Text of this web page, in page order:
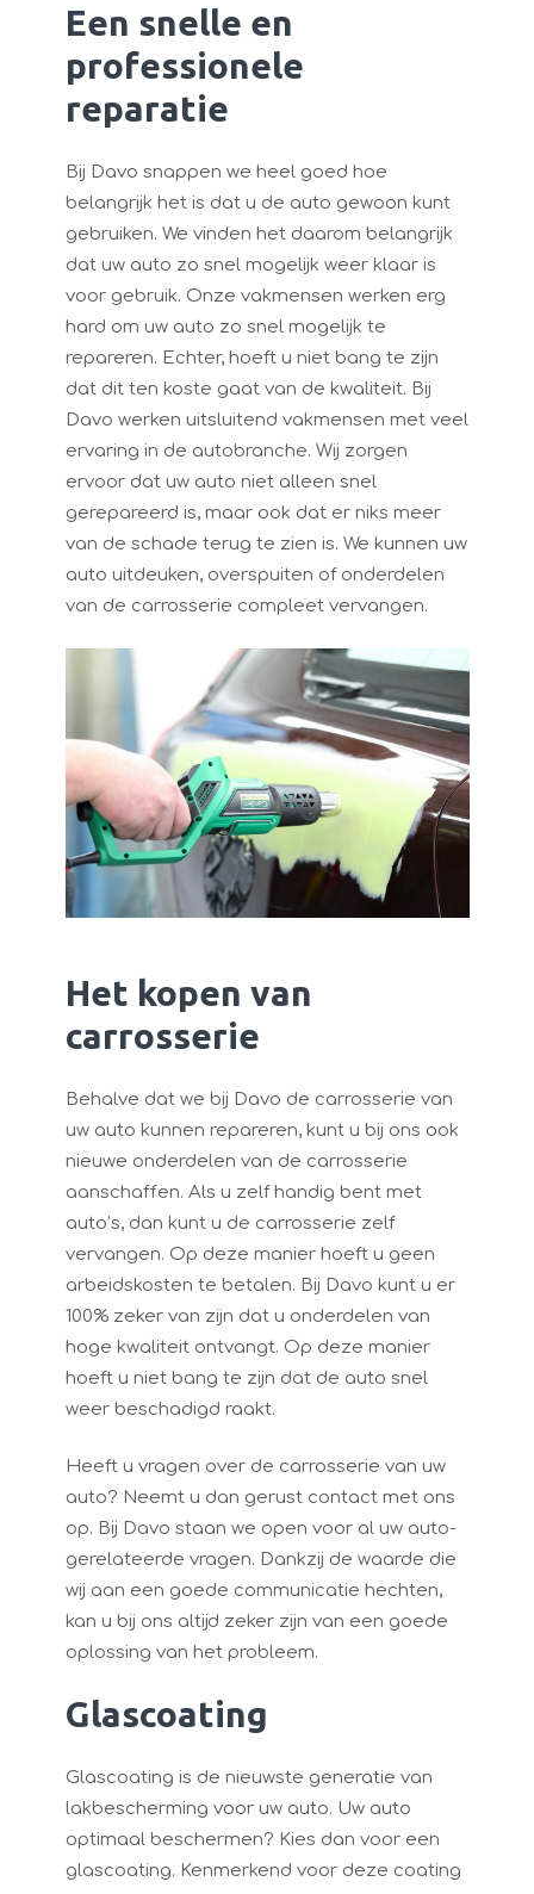
Een snelle en
professionele
reparatie
Bij Davo snappen we heel goed hoe
belangrijk het is dat u de auto gewoon kunt
gebruiken. We vinden het daarom belangrijk
dat uw auto zo snel mogelijk weer klaar is
voor gebruik. Onze vakmensen werken erg
hard om uw auto zo snel mogelijk te
repareren. Echter, hoeft u niet bang te zijn
dat dit ten koste gaat van de kwaliteit. Bij
Davo werken uitsluitend vakmensen met veel
ervaring in de autobranche. Wij zorgen
ervoor dat uw auto niet alleen snel
gerepareerd is, maar ook dat er niks meer
van de schade terug te zien is. We kunnen uw
auto uitdeuken, overspuiten of onderdelen
van de carrosserie compleet vervangen.
Het kopen van
carrosserie
Behalve dat we bij Davo de carrosserie van
uw auto kunnen repareren, kunt u bij ons ook
nieuwe onderdelen van de carrosserie
aanschaffen. Als u zelf handig bent met
auto’s, dan kunt u de carrosserie zelf
vervangen. Op deze manier hoeft u geen
arbeidskosten te betalen. Bij Davo kunt u er
100% zeker van zijn dat u onderdelen van
hoge kwaliteit ontvangt. Op deze manier
hoeft u niet bang te zijn dat de auto snel
weer beschadigd raakt.
Heeft u vragen over de carrosserie van uw
auto? Neemt u dan gerust contact met ons
op. Bij Davo staan we open voor al uw auto-
gerelateerde vragen. Dankzij de waarde die
wij aan een goede communicatie hechten,
kan u bij ons altijd zeker zijn van een goede
oplossing van het probleem.
Glascoating
Glascoating is de nieuwste generatie van
lakbescherming voor uw auto. Uw auto
optimaal beschermen? Kies dan voor een
glascoating. Kenmerkend voor deze coating